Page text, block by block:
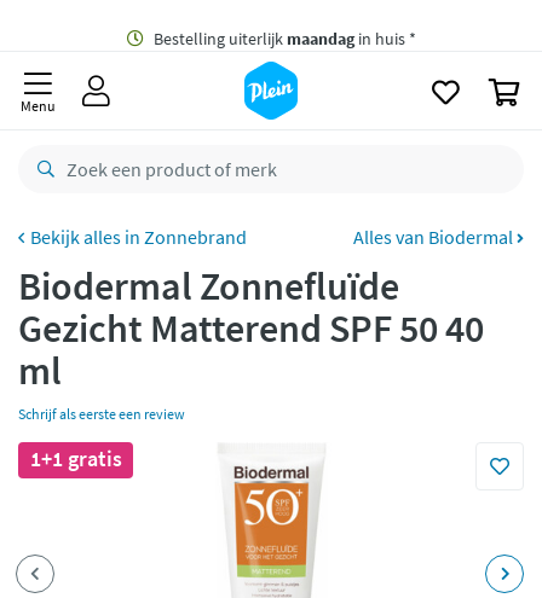
Bestelling uiterlijkmaandag
retourneren
CO2 neutraal bezorgd
Betaal met Klarna
Menu
Zonnebrand Alles van Biodermal
Biodermal Zonnefluïde
Gezicht Matterend SPF 50 40
ml
Schrijf als eerste een review
1+1 gratis